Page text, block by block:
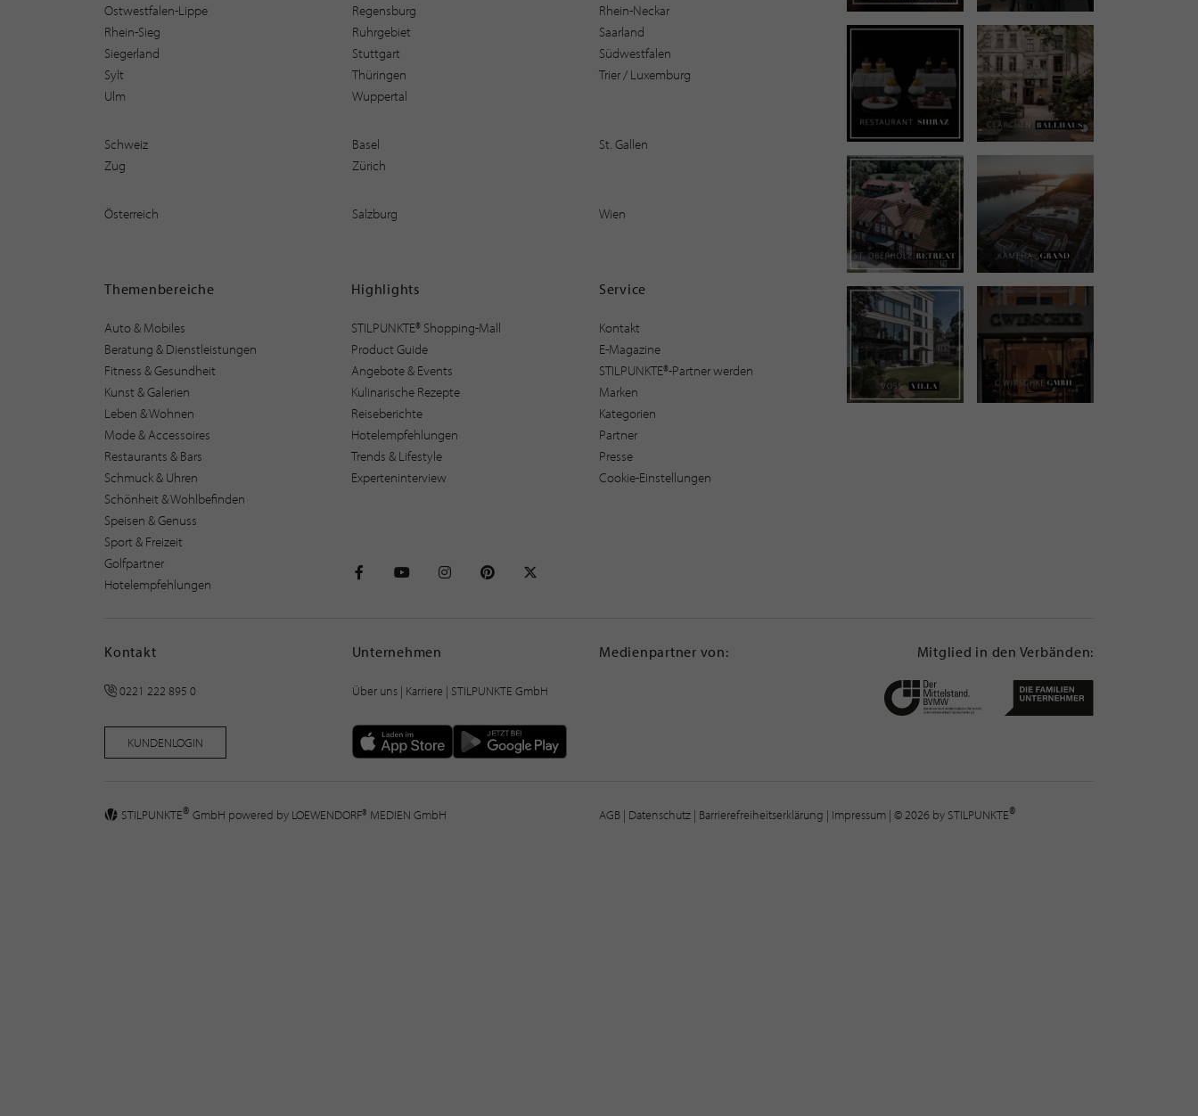
Ostwestfalen-Lippe
Regensburg
Rhein-Neckar
Rhein-Sieg
Ruhrgebiet
Saarland
Siegerland
Stuttgart
Südwestfalen
Sylt
Thüringen
Trier / Luxemburg
Ulm
Wuppertal
Schweiz Basel
St. Gallen
Zug
Zürich
Österreich Salzburg Wien
Themenbereiche
Auto & Mobiles
Beratung & Dienstleistungen
Fitness & Gesundheit
Kunst & Galerien
Leben & Wohnen
Mode & Accessoires
Restaurants & Bars
Schmuck & Uhren
Schönheit & Wohlbefinden
Speisen & Genuss
Sport & Freizeit
Golfpartner
Hotelempfehlungen
Highlights
STILPUNKTE® Shopping-Mall
Product Guide
Angebote & Events
Kulinarische Rezepte
Reiseberichte
Hotelempfehlungen
Trends & Lifestyle
Experteninterview
Service
Kontakt
E-Magazine
STILPUNKTE®-Partner werden
Marken
Kategorien
Partner
Presse
Cookie-Einstellungen
Kontakt
0221 222 895 0
KUNDENLOGIN
Unternehmen
Über uns| Karriere | STILPUNKTE GmbH
Medienpartner von: Mitglied in den Verbänden:
STILPUNKTE® GmbH powered by LOEWENDORF® MEDIEN GmbH AGB | Datenschutz | Barrierefreiheitserklärung | Impressum | © 2026 by STILPUNKTE®